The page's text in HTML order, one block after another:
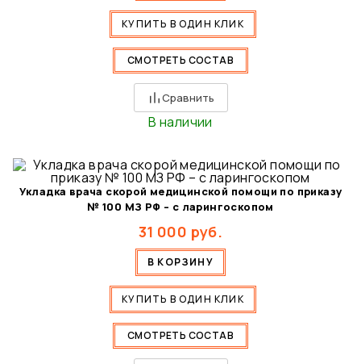
КУПИТЬ В ОДИН КЛИК
СМОТРЕТЬ СОСТАВ
Сравнить
В наличии
Укладка врача скорой медицинской помощи по приказу
№ 100 МЗ РФ – с ларингоскопом
31 000 руб.
В КОРЗИНУ
КУПИТЬ В ОДИН КЛИК
СМОТРЕТЬ СОСТАВ